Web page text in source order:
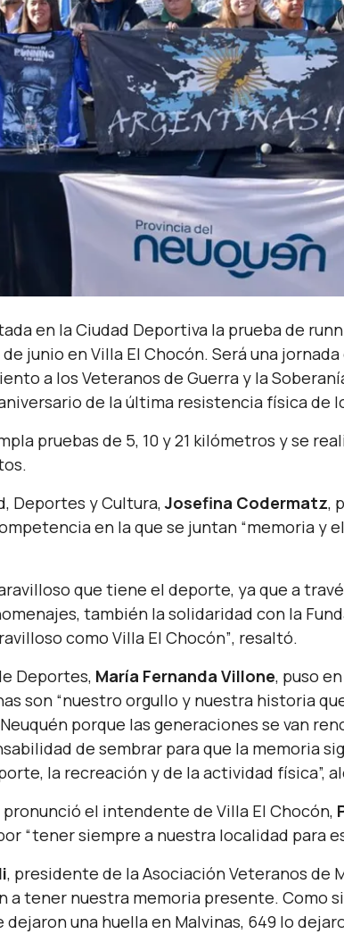
en la Ciudad Deportiva la prueba de
junio en Villa El Chocón. Será una
a los Veteranos de Guerra y la
de la última resistencia física de
pruebas de 5, 10 y 21 kilómetros y se
Deportes y Cultura,Josefina Codermatz,
en la que se juntan “memoria y
que tiene el deporte, ya que a
también la solidaridad con la
como Villa El Chocón”, resaltó.
Deportes, María Fernanda Villone, puso
son “nuestro orgullo y nuestra historia
porque las generaciones se van
de sembrar para que la memoria
la recreación y de la actividad física”,
el intendente de Villa El Chocón,
“tener siempre a nuestra localidad para
, presidente de la Asociación Veteranos de
a tener nuestra memoria presente. Como
una huella en Malvinas, 649 lo